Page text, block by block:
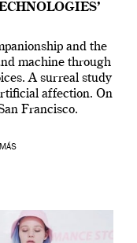
and the
machine through
A surreal study
affection. On
Francisco.